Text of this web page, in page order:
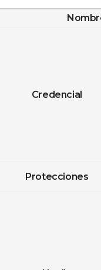
Credencial
Protecciones